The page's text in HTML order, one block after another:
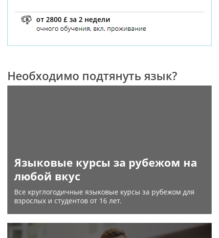
от 2800 £ за 2 недели
Необходимо подтянуть язык?
Языковые курсы за рубежом на
любой вкус
Все круглогодичные языковые курсы за рубежом для
взрослых и студентов от 16 лет.